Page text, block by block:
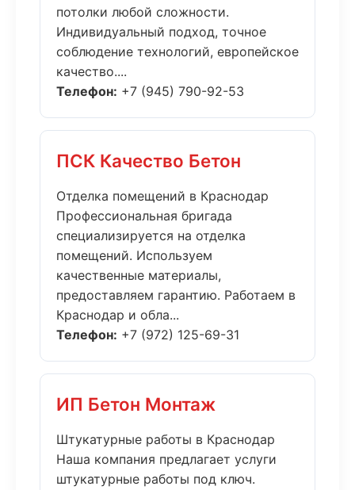
потолки любой сложности.
Индивидуальный подход, точное
соблюдение технологий, европейское
качество....
Телефон: +7 (945) 790-92-53
ПСК Качество Бетон
Отделка помещений в Краснодар
Профессиональная бригада
специализируется на отделка
помещений. Используем
качественные материалы,
предоставляем гарантию. Работаем в
Краснодар и обла...
Телефон: +7 (972) 125-69-31
ИП Бетон Монтаж
Штукатурные работы в Краснодар
Наша компания предлагает услуги
штукатурные работы под ключ.